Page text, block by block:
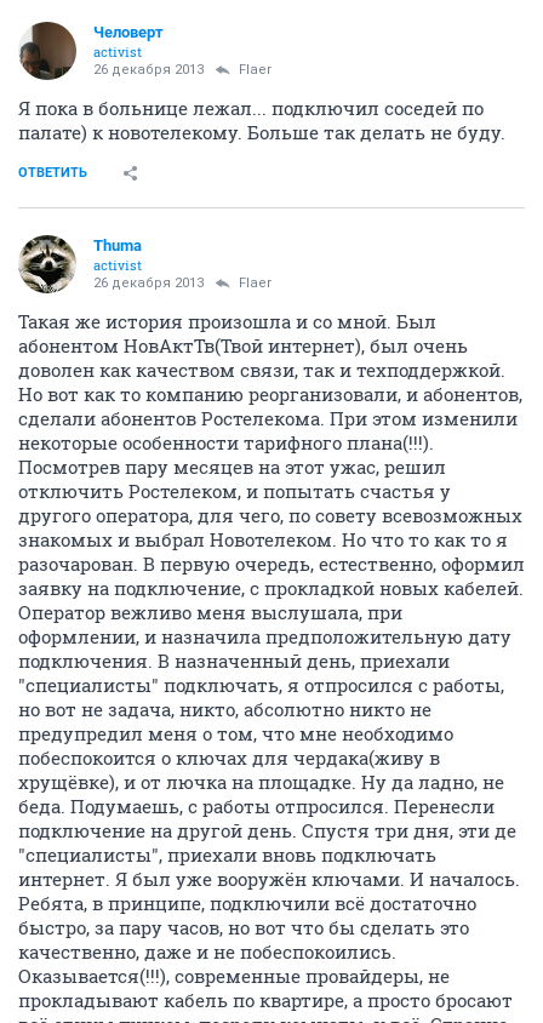
Доступ в Интернет. Локальные сети
Электронный город
351805 800
1 2 3 4 5 6 7 8 ... 33
F
Flaer
junior
26 декабря 2013
День добрый, решил поделиться и посоветоваться по
поводу интернета от "Электронного города".
Второй день просто ужас, а в декабре просто
слабоватая связь...
Данные по связи:
Новосибирск
http://www.speedtest.net/result/3188188699.png
Москва
http://www.speedtest.net/result/3188175258.png
Амстердам
http://www.speedtest.net/result/3188197402.png
Сан-Хосе (Калифорния)
http://www.speedtest.net/result/3188199122.png